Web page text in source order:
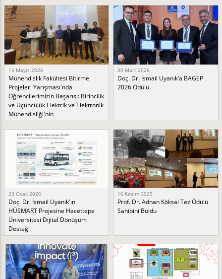
15 Mayıs 2026
Mühendislik Fakültesi Bitirme
Projeleri Yarışması'nda
Öğrencilerimizin Başarısı: Birincilik
ve Üçüncülük Elektrik ve Elektronik
Mühendisliği'nin
30 Mart 2026
Doç. Dr. İsmail Uyanık’a BAGEP
2026 Ödülü
23 Ocak 2026
Doç. Dr. İsmail Uyanık'ın
HÜSMART Projesine Hacettepe
Üniversitesi Dijital Dönüşüm
Desteği
16 Kasım 2025
Prof. Dr. Adnan Köksal Tez Ödülü
Sahibini Buldu